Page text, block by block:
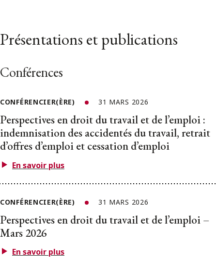
Présentations et publications
Conférences
CONFÉRENCIER(ÈRE) 31 MARS 2026
Perspectives en droit du travail et de l’emploi :
indemnisation des accidentés du travail, retrait
d’offres d’emploi et cessation d’emploi
En savoir plus
CONFÉRENCIER(ÈRE) 31 MARS 2026
Perspectives en droit du travail et de l’emploi –
Mars 2026
En savoir plus